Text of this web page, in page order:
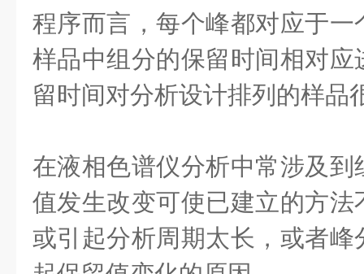
程序而言，每个峰都对应于
样品中组分的保留时间相对
留时间对分析设计排列的样品
在液相色谱仪分析中常涉及
值发生改变可使已建立的方
或引起分析周期太长，或者